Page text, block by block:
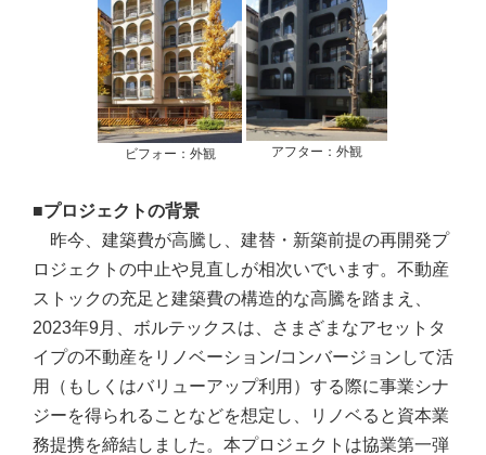
ビフォー：外観 アフター：外観
■プロジェクトの背景
昨今、建築費が高騰し、建替・新築前提の再開発プ
ロジェクトの中止や見直しが相次いでいます。不動産
ストックの充足と建築費の構造的な高騰を踏まえ、
2023年9月、ボルテックスは、さまざまなアセットタ
イプの不動産をリノベーション/コンバージョンして活
⽤（もしくはバリューアップ利⽤）する際に事業シナ
ジーを得られることなどを想定し、リノベると資本業
務提携を締結しました。本プロジェクトは協業第一弾